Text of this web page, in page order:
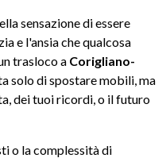
sensazione di essere
e l'ansia che qualcosa
trasloco a Corigliano-
solo di spostare mobili, ma
dei tuoi ricordi, o il futuro
o la complessità di